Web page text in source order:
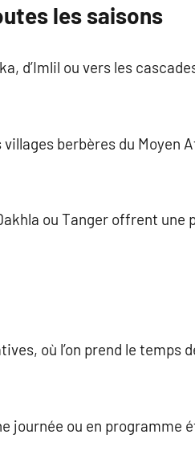
les saisons
d’Imlil ou vers les
berbères du Moyen
ou Tanger offrent une
où l’on prend le temps
journée ou en programme